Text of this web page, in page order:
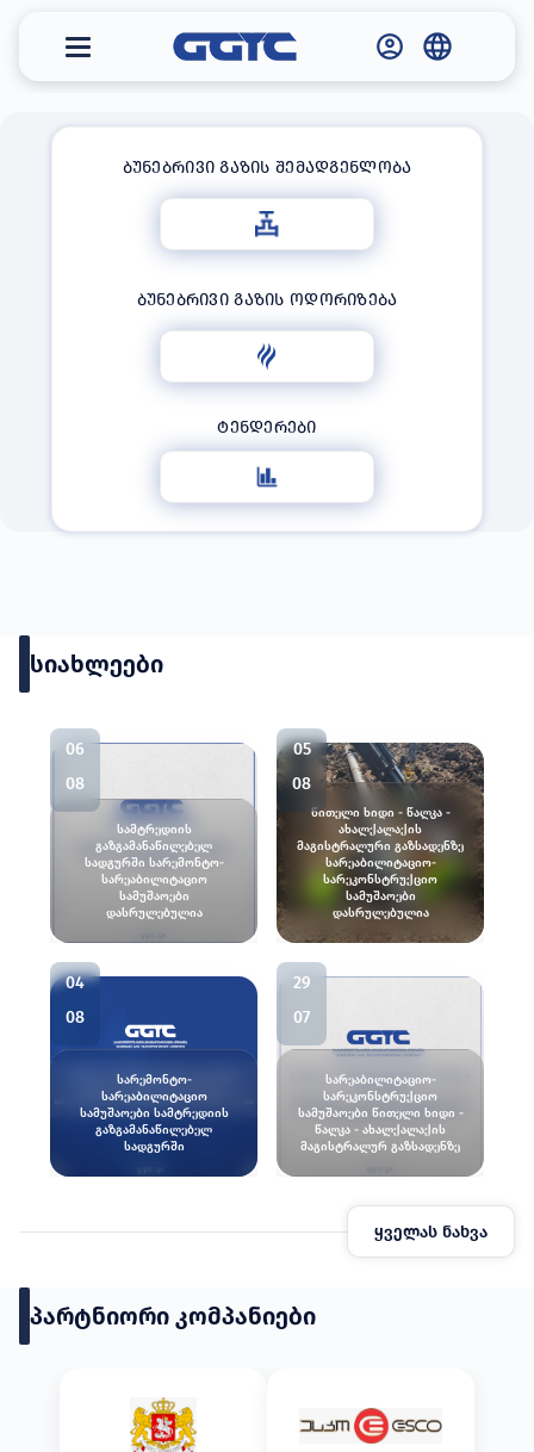
ᲢᲠᲐᲜᲡᲞᲝᲠᲢᲘᲠᲔᲑᲘᲡ
ᲙᲝᲛᲞᲐᲜᲘᲐ
ოპერირება,
საიმედოობა.
ᲑᲣᲜᲔᲑᲠᲘᲕᲘ ᲒᲐᲖᲘᲡ ᲨᲔᲛᲐᲓᲒᲔᲜᲚᲝᲑᲐ
ᲑᲣᲜᲔᲑᲠᲘᲕᲘ ᲒᲐᲖᲘᲡ ᲝᲓᲝᲠᲘᲖᲔᲑᲐ
ᲢᲔᲜᲓᲔᲠᲔᲑᲘ
სიახლეები
06
08
სამტრედიის
გაზგამანაწილებელ
სადგურში სარემონტო-
სარეაბილიტაციო
სამუშაოები
დასრულებულია
05
08
წითელი ხიდი - წალკა -
ახალქალაქის
მაგისტრალური გაზსადენზე
სარეაბილიტაციო-
სარეკონსტრუქციო
სამუშაოები
დასრულებულია
04
08
სარემონტო-
სარეაბილიტაციო
სამუშაოები სამტრედიის
გაზგამანაწილებელ
სადგურში
29
07
სარეაბილიტაციო-
სარეკონსტრუქციო
სამუშაოები წითელი ხიდი -
წალკა - ახალქალაქის
მაგისტრალურ გაზსადენზე
ყველას ნახვა
პარტნიორი კომპანიები